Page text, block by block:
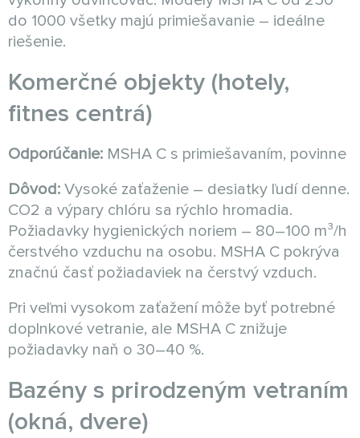
do 1000 všetky majú primiešavanie – ideálne
riešenie.
Komerčné objekty (hotely,
fitnes centrá)
Odporúčanie: MSHA C s primiešavaním, povinne
Dôvod: Vysoké zaťaženie – desiatky ľudí denne.
CO2 a výpary chlóru sa rýchlo hromadia.
Požiadavky hygienických noriem – 80–100 m³/h
čerstvého vzduchu na osobu. MSHA C pokrýva
značnú časť požiadaviek na čerstvý vzduch.
Pri veľmi vysokom zaťažení môže byť potrebné
doplnkové vetranie, ale MSHA C znižuje
požiadavky naň o 30–40 %.
Bazény s prirodzeným vetraním
(okná, dvere)